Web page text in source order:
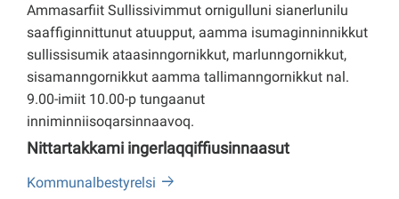
Ammasarfiit Sullissivimmut ornigulluni sianerlunilu
saaffiginnittunut atuupput, aamma isumaginninnikkut
sullissisumik ataasinngornikkut, marlunngornikkut,
sisamanngornikkut aamma tallimanngornikkut nal.
9.00-imiit 10.00-p tungaanut
inniminniisoqarsinnaavoq.
Nittartakkami ingerlaqqiffiusinnaasut
Kommunalbestyrelsi